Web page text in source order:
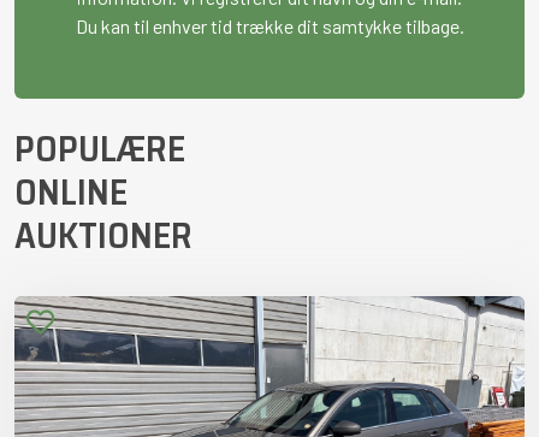
Du kan til enhver tid trække dit samtykke tilbage.
POPULÆRE
ONLINE
AUKTIONER